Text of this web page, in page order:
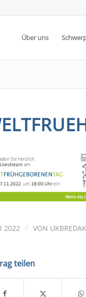
Über uns
2022 / VON
teilen